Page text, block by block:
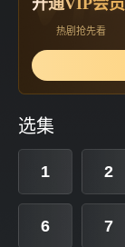
开通VIP会员
热剧抢先看
选集
1 2
6 7